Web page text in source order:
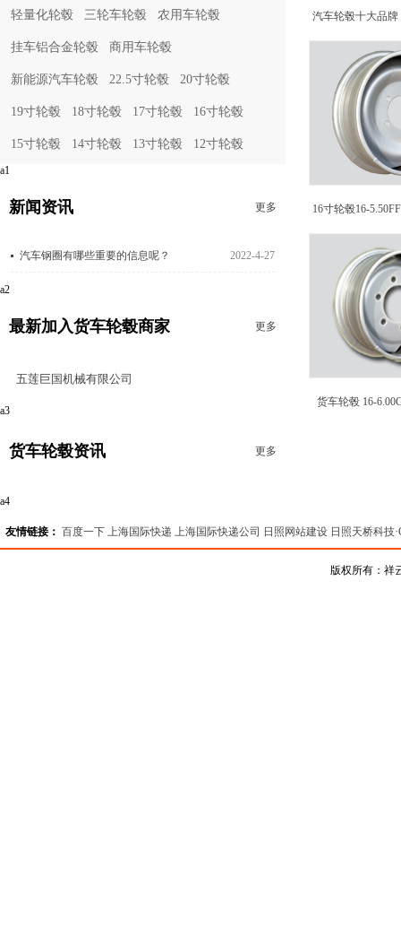
轻量化轮毂 三轮车轮毂 农用车轮毂
挂车铝合金轮毂 商用车轮毂
新能源汽车轮毂 22.5寸轮毂 20寸轮毂
19寸轮毂 18寸轮毂 17寸轮毂 16寸轮毂
15寸轮毂 14寸轮毂 13寸轮毂 12寸轮毂
a1
更多
新闻资讯
2022-4-27
汽车钢圈有哪些重要的信息呢？
a2
更多
最新加入货车轮毂商家
五莲巨国机械有限公司
a3
更多
货车轮毂资讯
a4
汽车轮毂十大品牌
16寸轮毂16-
货车轮毂 16-
友情链接： 百度一下 上海国际快递 上海国际快递公司 日照网站建设 日照天桥科技
版权所有：祥